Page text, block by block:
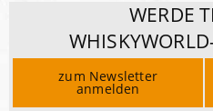
WERDE
zum Newsletter
anmelden